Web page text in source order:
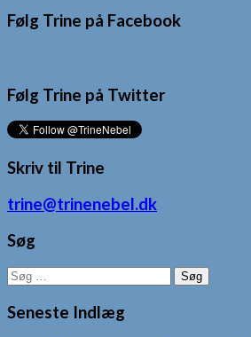
Følg Trine på Facebook
Følg Trine på Twitter
Skriv til Trine
trine@trinenebel.dk
Søg
Søg
efter:
Seneste Indlæg